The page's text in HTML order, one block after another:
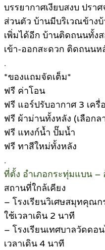
บรรยากาศเงียบสงบ ปรา
ส่วนตัว บ้านมีบริเวณข้าง
เพิ่มได้อีก บ้านติดถนนทั้ง
เข้า-ออกสะดวก ติดถนนห
.
*ของแถมจัดเต็ม*
ฟรี ค่าโอน
ฟรี แอร์ปรับอากาศ 3 เครื่
ฟรี ผ้าม่านทั้งหลัง (เลือกล
ฟรี แทงก์น้ำ ปั๊มน้ำ
ฟรี ทาสีใหม่ทั้งหลัง
.
ที่ตั้ง อำเภอกระทุ่มแบน –
สถานที่ใกล้เคียง
– โรงเรียนวิเศษสมุทคุณ
ใช้เวลาเดิน 2 นาที
– โรงเรียนเทศบาลวัดดอ
เวลาเดิน 4 นาที